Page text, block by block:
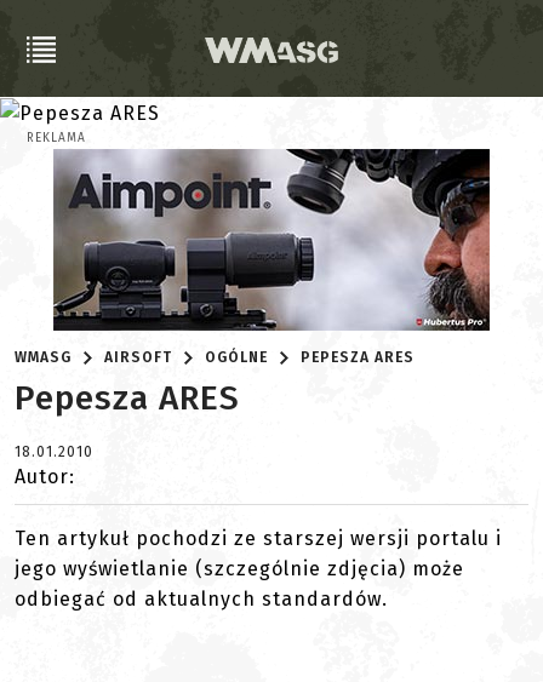
REKLAMA
WMASG AIRSOFT OGÓLNE PEPESZA ARES
Pepesza ARES
18.01.2010
Autor:
Ten artykuł pochodzi ze starszej wersji portalu i
jego wyświetlanie (szczególnie zdjęcia) może
odbiegać od aktualnych standardów.